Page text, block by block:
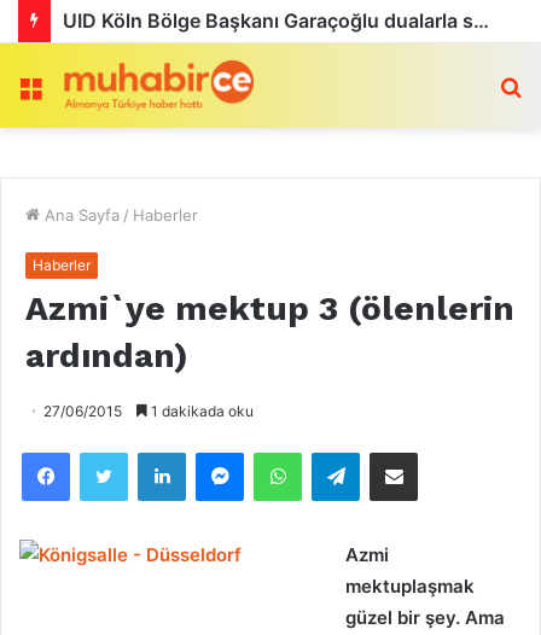
Menü
Ana Sayfa / Haberler
Haberler
Azmi`ye mektup 3 (ölenlerin
ardından)
27/06/2015 1 dakikada oku
Telegram
Azmi
mektuplaşmak
güzel bir şey. Ama